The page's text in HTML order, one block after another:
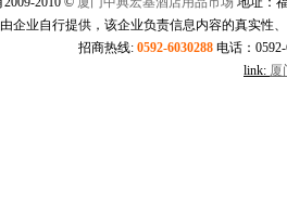
企业自行提供，该企业负责信息内容的真实性
招商热线: 0592-6030288 电话：
link: 厦